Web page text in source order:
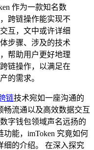
作为一款知名数
跨链操作能实现不
互，文中或许详细
步骤、涉及的技术
帮助用户更好地理
链操作，以满足在
的需求。
链技术宛如一座沟通的
畅流通以及高效数据交互
字钱包领域声名远扬的
能，imToken 究竟如何
细的介绍。 在深入探究